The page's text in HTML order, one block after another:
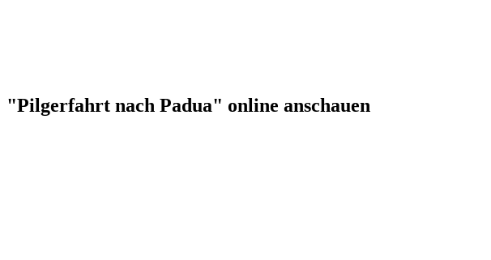
"Pilgerfahrt nach Padua" online anschauen